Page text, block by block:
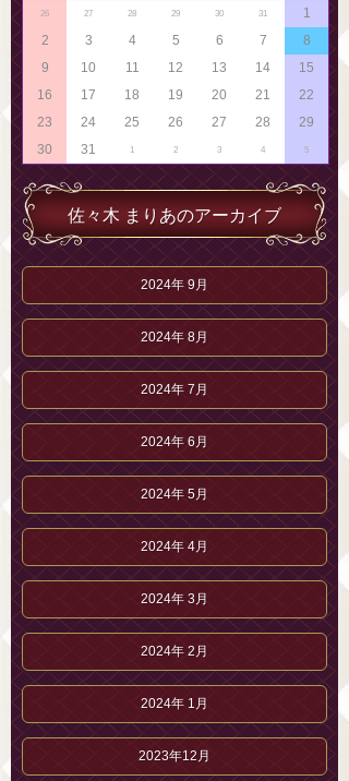
26 27 28 29 30 31
1
2
3 4 5 6 7
8
9
10 11 12 13 14
15
16
17 18 19 20 21
22
23
24 25 26 27 28
29
30
31 1 2 3 4 5
佐々木 まりあのアーカイブ
2024年 9月
2024年 8月
2024年 7月
2024年 6月
2024年 5月
2024年 4月
2024年 3月
2024年 2月
2024年 1月
2023年12月